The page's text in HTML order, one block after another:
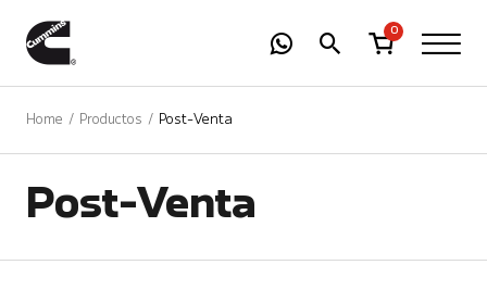
0
Home Productos Post-Venta
Post-Venta